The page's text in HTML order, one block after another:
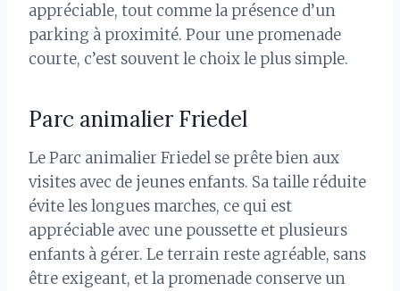
appréciable, tout comme la présence d’un
parking à proximité. Pour une promenade
courte, c’est souvent le choix le plus simple.
Parc animalier Friedel
Le Parc animalier Friedel se prête bien aux
visites avec de jeunes enfants. Sa taille réduite
évite les longues marches, ce qui est
appréciable avec une poussette et plusieurs
enfants à gérer. Le terrain reste agréable, sans
être exigeant, et la promenade conserve un